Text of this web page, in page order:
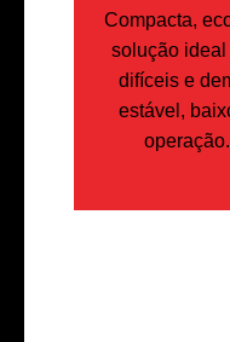
Compacta,
solução
difíceis e
estável,